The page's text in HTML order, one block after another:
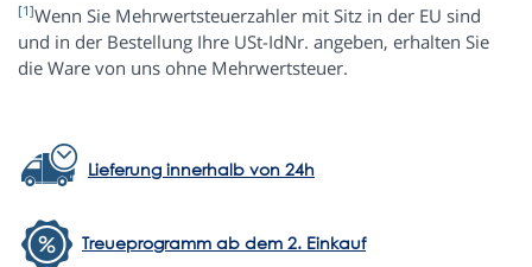
[1]Wenn Sie Mehrwertsteuerzahler mit Sitz in der EU sind
und in der Bestellung Ihre USt-IdNr. angeben, erhalten Sie
die Ware von uns ohne Mehrwertsteuer.
Lieferung innerhalb von 24h
Treueprogramm ab dem 2. Einkauf